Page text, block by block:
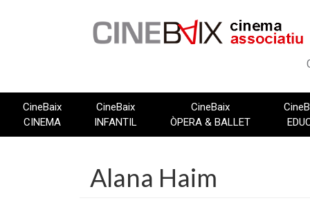
CineBaix
CINEMA
CineBaix
INFANTIL
CineBaix
ÒPERA & BALLET
Alana Haim